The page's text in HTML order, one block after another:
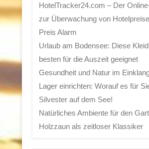
HotelTracker24.com – Der
zur Überwachung von
Preis Alarm
Urlaub am Bodensee: Diese
besten für die Auszeit geeignet
Gesundheit und Natur im
Lager einrichten: Worauf es für
Silvester auf dem See!
Natürliches Ambiente für den
Holzzaun als zeitloser Klassiker